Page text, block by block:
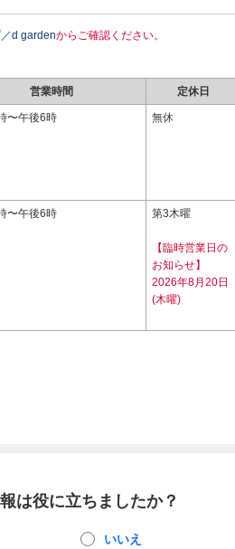
／d gardenからご確認ください。
営業時間 定休日
〜午後6時 無休
〜午後6時 第3木曜
【臨時営業日の
お知らせ】
2026年8月20日
(木曜)
は役に立ちましたか？
いいえ